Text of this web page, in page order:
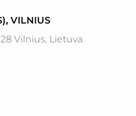
VILNIUS
Vilnius, Lietuva